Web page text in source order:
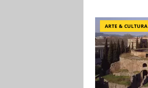
ARTE & CULTURA